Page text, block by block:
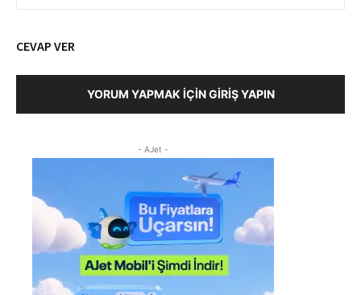
CEVAP VER
YORUM YAPMAK İÇIN GIRIŞ YAPIN
- AJet -